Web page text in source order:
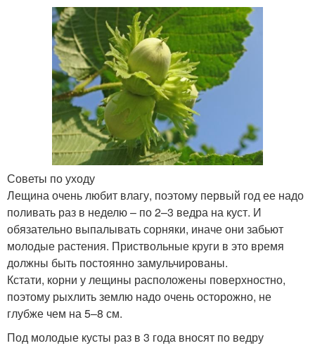
Советы по уходу
Лещина очень любит влагу, поэтому первый год ее надо
поливать раз в неделю – по 2–3 ведра на куст. И
обязательно выпалывать сорняки, иначе они забьют
молодые растения. Приствольные круги в это время
должны быть постоянно замульчированы.
Кстати, корни у лещины расположены поверхностно,
поэтому рыхлить землю надо очень осторожно, не
глубже чем на 5–8 см.
Под молодые кусты раз в 3 года вносят по ведру